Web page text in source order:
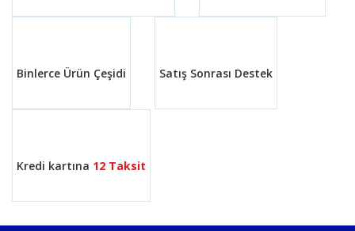
Binlerce Ürün Çeşidi Satış Sonrası Destek
Kredi kartına 12 Taksit